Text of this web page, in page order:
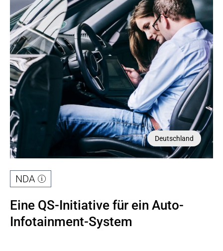
Deutschland
NDA
Eine QS-Initiative für ein Auto-
Infotainment-System